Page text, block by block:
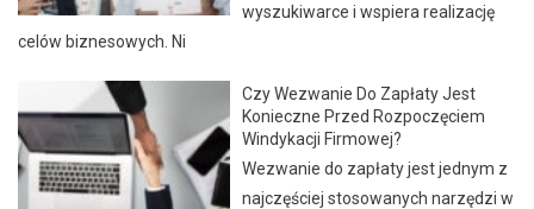
wyszukiwarce i wspiera realizację
celów biznesowych. Ni
Czy Wezwanie Do Zapłaty Jest
Konieczne Przed Rozpoczęciem
Windykacji Firmowej?
Wezwanie do zapłaty jest jednym z
najczęściej stosowanych narzędzi w